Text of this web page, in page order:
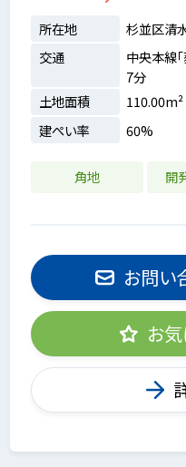
所在地
杉並区清
交通
中央本線
7分
土地面積
110.00m²
建ぺい率
60%
角地 開
お問い
お